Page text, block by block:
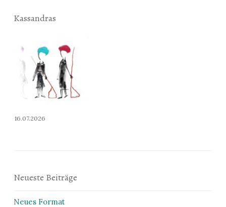
Kassandras
16.07.2026
Neueste Beiträge
Neues Format